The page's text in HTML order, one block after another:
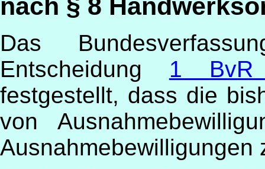
nach § 8
Das
Entscheidung 1 BvR
festgestellt, dass die
von
Ausnahmebewilligungen